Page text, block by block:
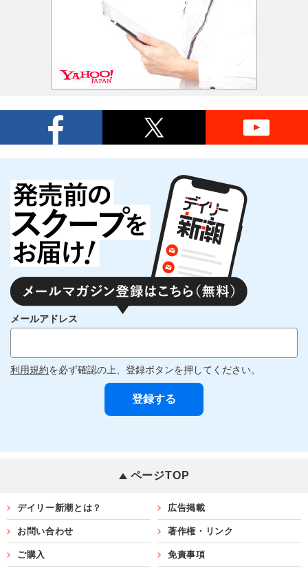
メールアドレス
利用規約を必ず確認の上、登録ボタンを押してください。
ページTOP
デイリー新潮とは？ 広告掲載
お問い合わせ 著作権・リンク
ご購入 免責事項